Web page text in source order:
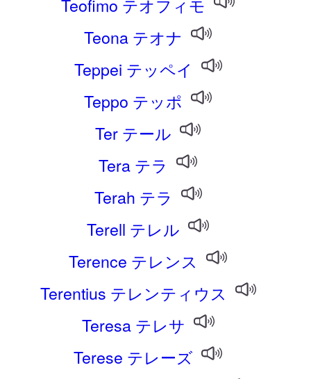
Teofimo テオフィモ
Teona テオナ
Teppei テッペイ
Teppo テッポ
Ter テール
Tera テラ
Terah テラ
Terell テレル
Terence テレンス
Terentius テレンティウス
Teresa テレサ
Terese テレーズ